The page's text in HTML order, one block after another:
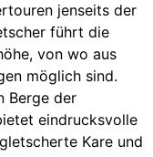
jenseits der
führt die
von wo aus
möglich sind.
Berge der
eindrucksvolle
Kare und